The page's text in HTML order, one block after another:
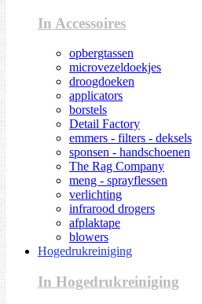
In Accessoires
opbergtassen
microvezeldoekjes
droogdoeken
applicators
borstels
Detail Factory
emmers - filters - deksels
sponsen - handschoenen
The Rag Company
meng - sprayflessen
verlichting
infrarood drogers
afplaktape
blowers
Hogedrukreiniging
In Hogedrukreiniging